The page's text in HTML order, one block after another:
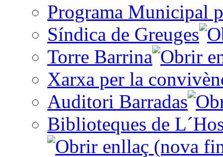
Programa Municipal
Síndica de Greuges
Torre Barrina
Xarxa per la
Auditori Barradas
Biblioteques de